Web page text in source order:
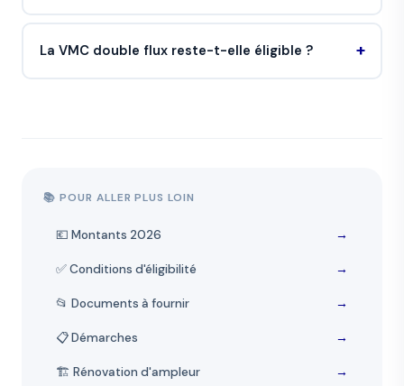
La VMC double flux reste-t-elle éligible ?
📚 POUR ALLER PLUS LOIN
💶 Montants 2026 →
✅ Conditions d'éligibilité →
📂 Documents à fournir →
📋 Démarches →
🏗️ Rénovation d'ampleur →